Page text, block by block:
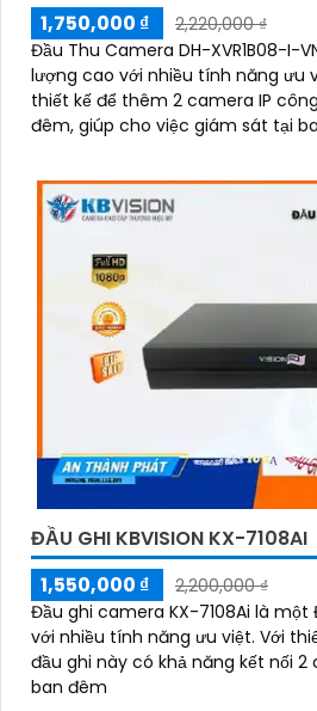
1,750,000 ₫
2,220,000 ₫
Đầu Thu Camera DH-XVR1B08-I-
lượng cao với nhiều tính năng ưu việt. Đầu ghi này
thiết kế để thêm 2 camera IP
đêm, giúp cho việc giám sát tại
ĐẦU GHI KBVISION KX-7108AI
1,550,000 ₫
2,200,000 ₫
Đầu ghi camera KX-7108Ai là
với nhiều tính năng ưu việt. Với thiết kế dạng box tinh tế,
đầu ghi này có khả năng kết nối 2
ban đêm